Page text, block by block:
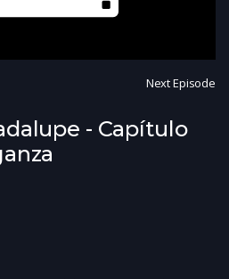
Next Episode
- Capítulo